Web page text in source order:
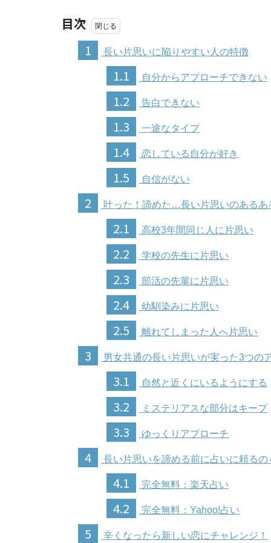
目次
1
長い片思いに陥りやすい人の特徴
1.1 自分からアプローチできない
1.2 告白できない
1.3 一途なタイプ
1.4 恋している自分が好き
1.5 自信がない
2 叶った！諦めた…長い片思いのあるあ
2.1 高校3年間同じ人に片思い
2.2 学校の先生に片思い
2.3 部活の先輩に片思い
2.4 幼馴染みに片思い
2.5 離れてしまった人へ片思い
3 男女共通の長い片思いが実った3つの
3.1 自然と近くにいるようにする
3.2 ミステリアスな部分はキープ
3.3 ゆっくりアプローチ
4 長い片思いを諦める前に占いに頼るの
4.1 完全無料：楽天占い
4.2 完全無料：Yahoo!占い
5 辛くなったら新しい恋にチャレンジ！